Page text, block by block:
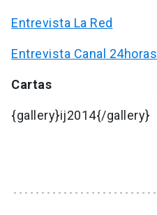
Entrevista La Red
Entrevista Canal 24horas
Cartas
{gallery}ij2014{/gallery}